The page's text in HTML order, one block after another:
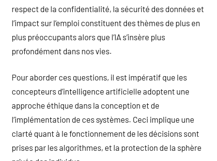
respect de la confidentialité, la sécurité des données et
l’impact sur l’emploi constituent des thèmes de plus en
plus préoccupants alors que l’IA s’insère plus
profondément dans nos vies.
Pour aborder ces questions, il est impératif que les
concepteurs d’intelligence artificielle adoptent une
approche éthique dans la conception et de
l’implémentation de ces systèmes. Ceci implique une
clarté quant à le fonctionnement de les décisions sont
prises par les algorithmes, et la protection de la sphère